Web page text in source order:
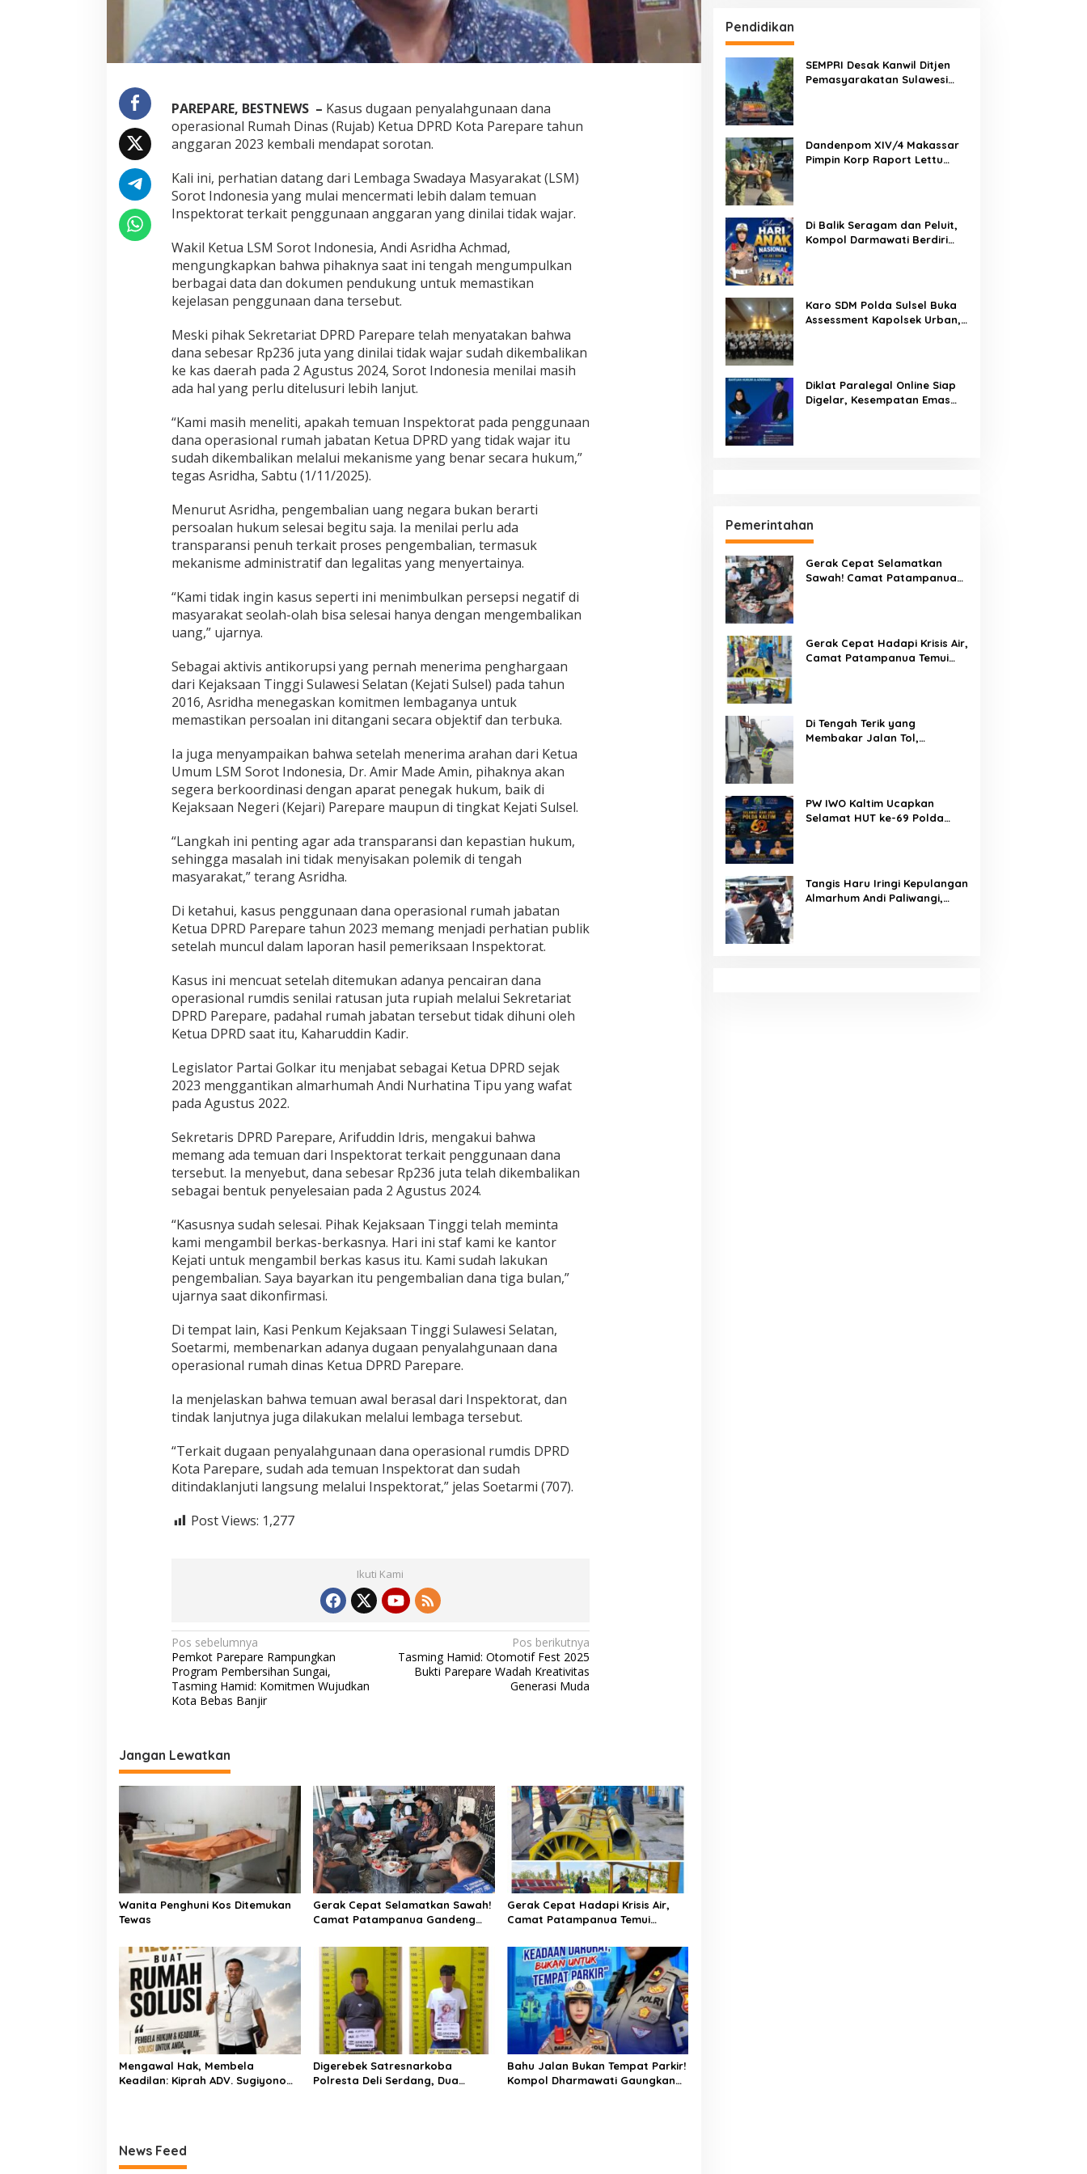
D
P
R
D
P
e
p
r
B
e
l
T
u
n
t
s
,
S
o
r
o
n
d
o
s
i
a
D
s
a
k
P
o
e
s
H
k
u
m
D
i
e
j
e
a
s
PAREPARE, BESTNEWS – Kasus dugaan penyalahgunaan dana
operasional Rumah Dinas (Rujab) Ketua DPRD Kota Parepare tahun
anggaran 2023 kembali mendapat sorotan.
Kali ini, perhatian datang dari Lembaga Swadaya Masyarakat (LSM)
Sorot Indonesia yang mulai mencermati lebih dalam temuan
Inspektorat terkait penggunaan anggaran yang dinilai tidak wajar.
Wakil Ketua LSM Sorot Indonesia, Andi Asridha Achmad,
mengungkapkan bahwa pihaknya saat ini tengah mengumpulkan
berbagai data dan dokumen pendukung untuk memastikan
kejelasan penggunaan dana tersebut.
Meski pihak Sekretariat DPRD Parepare telah menyatakan bahwa
dana sebesar Rp236 juta yang dinilai tidak wajar sudah dikembalikan
ke kas daerah pada 2 Agustus 2024, Sorot Indonesia menilai masih
ada hal yang perlu ditelusuri lebih lanjut.
“Kami masih meneliti, apakah temuan Inspektorat pada penggunaan
dana operasional rumah jabatan Ketua DPRD yang tidak wajar itu
sudah dikembalikan melalui mekanisme yang benar secara hukum,”
tegas Asridha, Sabtu (1/11/2025).
Menurut Asridha, pengembalian uang negara bukan berarti
persoalan hukum selesai begitu saja. Ia menilai perlu ada
transparansi penuh terkait proses pengembalian, termasuk
mekanisme administratif dan legalitas yang menyertainya.
“Kami tidak ingin kasus seperti ini menimbulkan persepsi negatif di
masyarakat seolah-olah bisa selesai hanya dengan mengembalikan
uang,” ujarnya.
Sebagai aktivis antikorupsi yang pernah menerima penghargaan
dari Kejaksaan Tinggi Sulawesi Selatan (Kejati Sulsel) pada tahun
2016, Asridha menegaskan komitmen lembaganya untuk
memastikan persoalan ini ditangani secara objektif dan terbuka.
Ia juga menyampaikan bahwa setelah menerima arahan dari Ketua
Umum LSM Sorot Indonesia, Dr. Amir Made Amin, pihaknya akan
segera berkoordinasi dengan aparat penegak hukum, baik di
Kejaksaan Negeri (Kejari) Parepare maupun di tingkat Kejati Sulsel.
“Langkah ini penting agar ada transparansi dan kepastian hukum,
sehingga masalah ini tidak menyisakan polemik di tengah
masyarakat,” terang Asridha.
Di ketahui, kasus penggunaan dana operasional rumah jabatan
Ketua DPRD Parepare tahun 2023 memang menjadi perhatian publik
setelah muncul dalam laporan hasil pemeriksaan Inspektorat.
Kasus ini mencuat setelah ditemukan adanya pencairan dana
operasional rumdis senilai ratusan juta rupiah melalui Sekretariat
DPRD Parepare, padahal rumah jabatan tersebut tidak dihuni oleh
Ketua DPRD saat itu, Kaharuddin Kadir.
Legislator Partai Golkar itu menjabat sebagai Ketua DPRD sejak
2023 menggantikan almarhumah Andi Nurhatina Tipu yang wafat
pada Agustus 2022.
Sekretaris DPRD Parepare, Arifuddin Idris, mengakui bahwa
memang ada temuan dari Inspektorat terkait penggunaan dana
tersebut. Ia menyebut, dana sebesar Rp236 juta telah dikembalikan
sebagai bentuk penyelesaian pada 2 Agustus 2024.
“Kasusnya sudah selesai. Pihak Kejaksaan Tinggi telah meminta
kami mengambil berkas-berkasnya. Hari ini staf kami ke kantor
Kejati untuk mengambil berkas kasus itu. Kami sudah lakukan
pengembalian. Saya bayarkan itu pengembalian dana tiga bulan,”
ujarnya saat dikonfirmasi.
Di tempat lain, Kasi Penkum Kejaksaan Tinggi Sulawesi Selatan,
Soetarmi, membenarkan adanya dugaan penyalahgunaan dana
operasional rumah dinas Ketua DPRD Parepare.
Ia menjelaskan bahwa temuan awal berasal dari Inspektorat, dan
tindak lanjutnya juga dilakukan melalui lembaga tersebut.
“Terkait dugaan penyalahgunaan dana operasional rumdis DPRD
Kota Parepare, sudah ada temuan Inspektorat dan sudah
ditindaklanjuti langsung melalui Inspektorat,” jelas Soetarmi (707).
Post Views: 1,277
Ikuti Kami
N
a
v
i
a
s
p
o
s
Pos sebelumnya
Pemkot Parepare Rampungkan
Program Pembersihan Sungai,
Tasming Hamid: Komitmen Wujudkan
Kota Bebas Banjir
Pos berikutnya
Tasming Hamid: Otomotif Fest 2025
Bukti Parepare Wadah Kreativitas
Generasi Muda
Jangan Lewatkan
Wanita Penghuni Kos Ditemukan
Tewas
Gerak Cepat Selamatkan Sawah!
Camat Patampanua Gandeng
Air Irigasi Watang Sawitto
Menulis
Gerak Cepat Hadapi Krisis Air,
Camat Patampanua Temui
Selamatkan Ribuan Hektare
Sawah Warga
Mengawal Hak, Membela
Keadilan: Kiprah ADV. Sugiyono
Digerebek Satresnarkoba
Polresta Deli Serdang, Dua
Bahu Jalan Bukan Tempat Parkir!
Kompol Dharmawati Gaungkan
News Feed
Pendidikan
SEMPRI Desak Kanwil Ditjen
Pemasyarakatan Sulawesi
Dandenpom XIV/4 Makassar
Pimpin Korp Raport Lettu
Di Balik Seragam dan Peluit,
Kompol Darmawati Berdiri
Karo SDM Polda Sulsel Buka
Assessment Kapolsek Urban,
Diklat Paralegal Online Siap
Digelar, Kesempatan Emas
Pemerintahan
Gerak Cepat Selamatkan
Sawah! Camat Patampanua
Gerak Cepat Hadapi Krisis Air,
Camat Patampanua Temui
Di Tengah Terik yang
Membakar Jalan Tol,
PW IWO Kaltim Ucapkan
Selamat HUT ke-69 Polda
Tangis Haru Iringi Kepulangan
Almarhum Andi Paliwangi,